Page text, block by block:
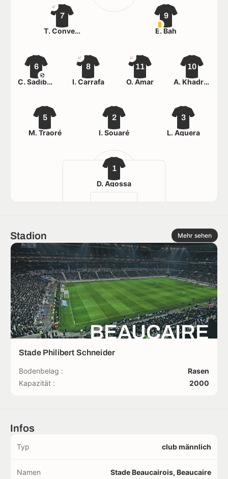
1
D. Agossa
5
M. Traoré
2
I. Souaré
3
L. Aguera
6
C. Sadibou Dia
8
I. Carrafa
11
O. Amar
10
A. Khadraoui
7
T. Convertini
9
E. Bah
Stadion Mehr sehen
BEAUCAIRE
Stade Philibert Schneider
Bodenbelag :
Rasen
Kapazität :
2000
Infos
Typ club männlich
Namen Stade Beaucairois, Beaucaire